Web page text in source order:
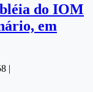
do IOM
em
|